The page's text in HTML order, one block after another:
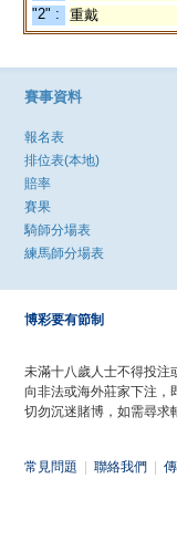
"2" :
重戴
賽事資料
報名表
排位表(本地)
賠率
賽果
騎師分場表
練馬師分場表
博彩要有節制
未滿十八歲人士不得投注
向非法或海外莊家下注，
切勿沉迷賭博，如需尋求
常見問題 聯絡我們